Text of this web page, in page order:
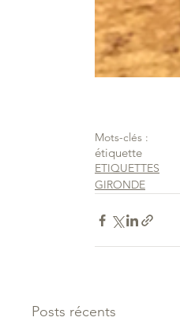
Mots-clés :
étiquette
ETIQUETTES
GIRONDE
Posts récents